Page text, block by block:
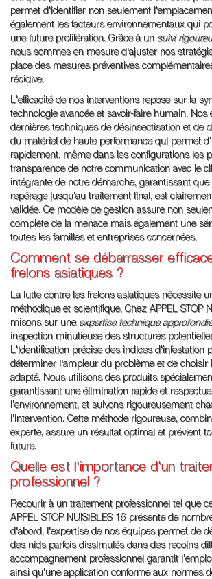
permet d'identifier non seulement
également les facteurs environnementaux qui
une future prolifération. Grâce à un suivi
nous sommes en mesure d'ajuster nos
place des mesures préventives
récidive.
L'efficacité de nos interventions repose sur la
technologie avancée et savoir-faire humain. Nos
dernières techniques de désinsectisation et de
du matériel de haute performance qui permet
rapidement, même dans les configurations les
transparence de notre communication avec le
intégrante de notre démarche, garantissant que
repérage jusqu'au traitement final, est
validée. Ce modèle de gestion assure non
complète de la menace mais également une
toutes les familles et entreprises concernées.
Comment se débarrasser
frelons asiatiques ?
La lutte contre les frelons asiatiques nécessite
méthodique et scientifique. Chez APPEL STOP
misons sur une expertise technique approfondie
inspection minutieuse des structures
L'identification précise des indices d'infestation
déterminer l'ampleur du problème et de choisir
adapté. Nous utilisons des produits
garantissant une élimination rapide et
l'environnement, et suivons rigoureusement
l'intervention. Cette méthode rigoureuse,
experte, assure un résultat optimal et prévient
future.
Quelle est l'importance d'un
professionnel ?
Recourir à un traitement professionnel tel que
APPEL STOP NUISIBLES 16 présente de
d'abord, l'expertise de nos équipes permet de
des nids parfois dissimulés dans des recoins
accompagnement professionnel garantit
ainsi qu'une application conforme aux normes